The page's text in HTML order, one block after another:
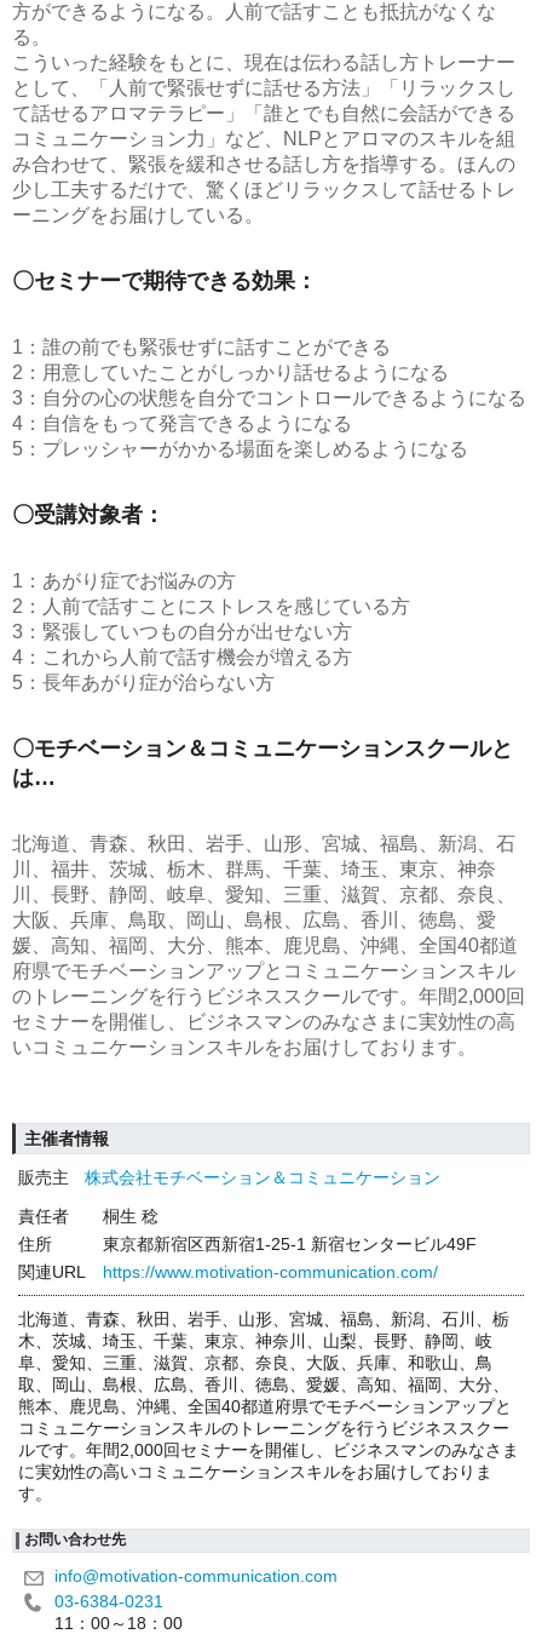
方ができるようになる。人前で話すことも抵抗がなくな
る。
こういった経験をもとに、現在は伝わる話し方トレーナー
として、「人前で緊張せずに話せる方法」「リラックスし
て話せるアロマテラピー」「誰とでも自然に会話ができる
コミュニケーション力」など、NLPとアロマのスキルを組
み合わせて、緊張を緩和させる話し方を指導する。ほんの
少し工夫するだけで、驚くほどリラックスして話せるトレ
ーニングをお届けしている。
〇セミナーで期待できる効果：
1：誰の前でも緊張せずに話すことができる
2：用意していたことがしっかり話せるようになる
3：自分の心の状態を自分でコントロールできるようになる
4：自信をもって発言できるようになる
5：プレッシャーがかかる場面を楽しめるようになる
〇受講対象者：
1：あがり症でお悩みの方
2：人前で話すことにストレスを感じている方
3：緊張していつもの自分が出せない方
4：これから人前で話す機会が増える方
5：長年あがり症が治らない方
〇モチベーション＆コミュニケーションスクールと
は…
北海道、青森、秋田、岩手、山形、宮城、福島、新潟、石
川、福井、茨城、栃木、群馬、千葉、埼玉、東京、神奈
川、長野、静岡、岐阜、愛知、三重、滋賀、京都、奈良、
大阪、兵庫、鳥取、岡山、島根、広島、香川、徳島、愛
媛、高知、福岡、大分、熊本、鹿児島、沖縄、全国40都道
府県でモチベーションアップとコミュニケーションスキル
のトレーニングを行うビジネススクールです。年間2,000回
セミナーを開催し、ビジネスマンのみなさまに実効性の高
いコミュニケーションスキルをお届けしております。
主催者情報
販売主
株式会社モチベーション＆コミュニケーション
責任者
桐生 稔
住所
東京都新宿区西新宿1-25-1 新宿センタービル49F
関連URL
https://www.motivation-communication.com/
北海道、青森、秋田、岩手、山形、宮城、福島、新潟、石川、栃
木、茨城、埼玉、千葉、東京、神奈川、山梨、長野、静岡、岐
阜、愛知、三重、滋賀、京都、奈良、大阪、兵庫、和歌山、鳥
取、岡山、島根、広島、香川、徳島、愛媛、高知、福岡、大分、
熊本、鹿児島、沖縄、全国40都道府県でモチベーションアップと
コミュニケーションスキルのトレーニングを行うビジネススクー
ルです。年間2,000回セミナーを開催し、ビジネスマンのみなさま
に実効性の高いコミュニケーションスキルをお届けしておりま
す。
お問い合わせ先
info@motivation-communication.com
03-6384-0231
11：00～18：00